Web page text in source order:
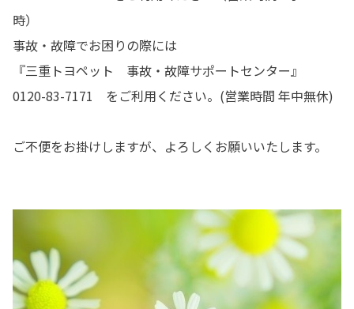
時）
事故・故障でお困りの際には
『三重トヨペット 事故・故障サポートセンター』
0120-83-7171 をご利用ください。(営業時間 年中無休)
ご不便をお掛けしますが、よろしくお願いいたします。